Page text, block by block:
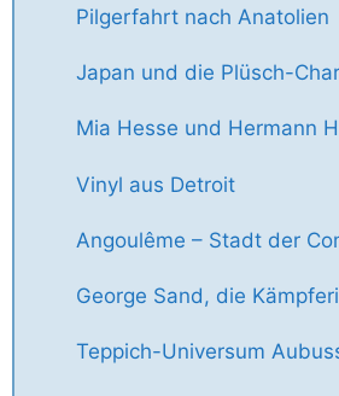
Pilgerfahrt nach Anatolien
Japan und die Plüsch-
Mia Hesse und Hermann
Vinyl aus Detroit
Angoulême – Stadt der
George Sand, die
Teppich-Universum